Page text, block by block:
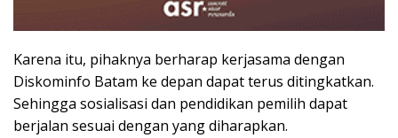
Karena itu, pihaknya berharap kerjasama dengan
Diskominfo Batam ke depan dapat terus ditingkatkan.
Sehingga sosialisasi dan pendidikan pemilih dapat
berjalan sesuai dengan yang diharapkan.